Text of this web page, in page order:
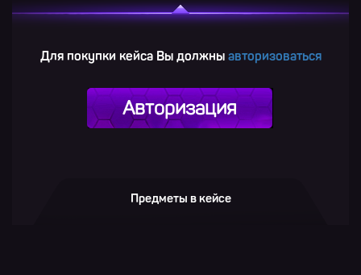
Для покупки кейса Вы должны авторизоваться
Авторизация
Предметы в кейсе